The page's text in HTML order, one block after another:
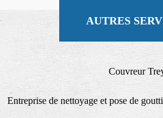
AUTRES
Couvreur
Entreprise de nettoyage et pose de